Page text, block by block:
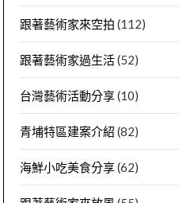
跟著藝術家來空拍 (112)
跟著藝術家過生活(52)
台灣藝術活動分享 (10)
青埔特區建案介紹 (82)
海鮮小吃美食分享 (62)